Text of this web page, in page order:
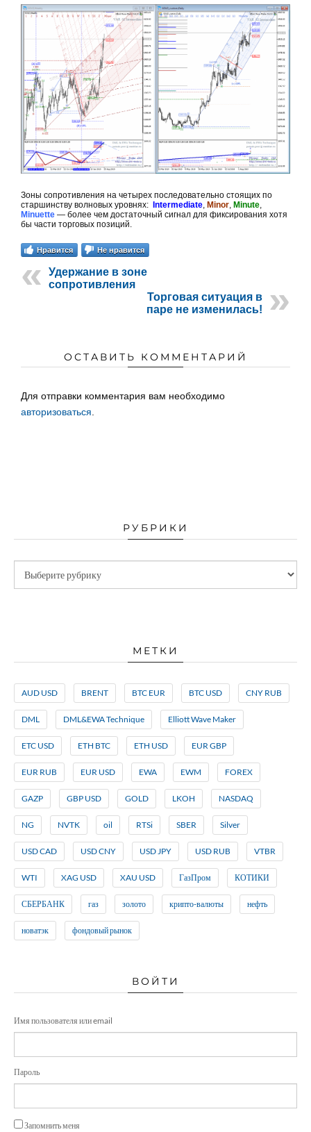
Зоны сопротивления на четырех последовательно стоящих по
старшинству волновых уровнях: Intermediate Minor Minute
Minuette — более чем достаточный сигнал для фиксирования хотя
бы части торговых позиций.
Нравится Не нравится
Удержание в зоне
сопротивления
Торговая ситуация в
паре не изменилась!
ОСТАВИТЬ КОММЕНТАРИЙ
Для отправки комментария вам необходимо
авторизоваться
РУБРИКИ
МЕТКИ
AUD USD BRENT BTC EUR BTC USD CNY RUB
DML DML&EWA Technique Elliott Wave Maker
ETC USD ETH BTC ETH USD EUR GBP
EUR RUB EUR USD EWA EWM FOREX
GAZP GBP USD GOLD LKOH NASDAQ
NG NVTK oil RTSi SBER Silver
USD CAD USD CNY USD JPY USD RUB VTBR
WTI XAG USD XAU USD ГазПром КОТИКИ
СБЕРБАНК газ золото крипто-валюты нефть
новатэк фондовый рынок
ВОЙТИ
Имя пользователя или email
Пароль
Запомнить меня